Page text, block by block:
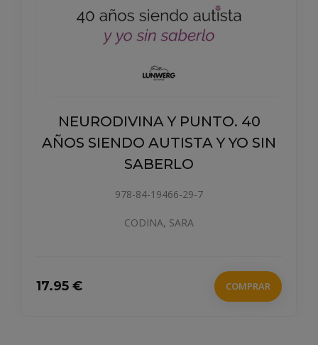
NEURODIVINA Y PUNTO. 40
AÑOS SIENDO AUTISTA Y YO SIN
SABERLO
978-84-19466-29-7
CODINA, SARA
17.95 € COMPRAR